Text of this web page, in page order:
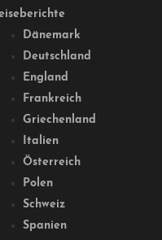
Dänemark
Deutschland
England
Frankreich
Griechenland
Italien
Österreich
Polen
Schweiz
Spanien